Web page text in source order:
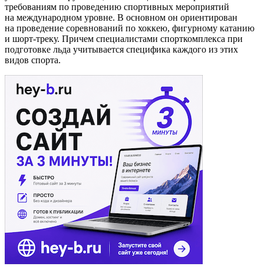
требованиям по проведению спортивных мероприятий
на международном уровне. В основном он ориентирован
на проведение соревнований по хоккею, фигурному катанию
и шорт-треку. Причем специалистами спорткомплекса при
подготовке льда учитывается специфика каждого из этих
видов спорта.